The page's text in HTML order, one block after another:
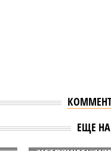
ЕЩЕ
В Чувашии
через суд